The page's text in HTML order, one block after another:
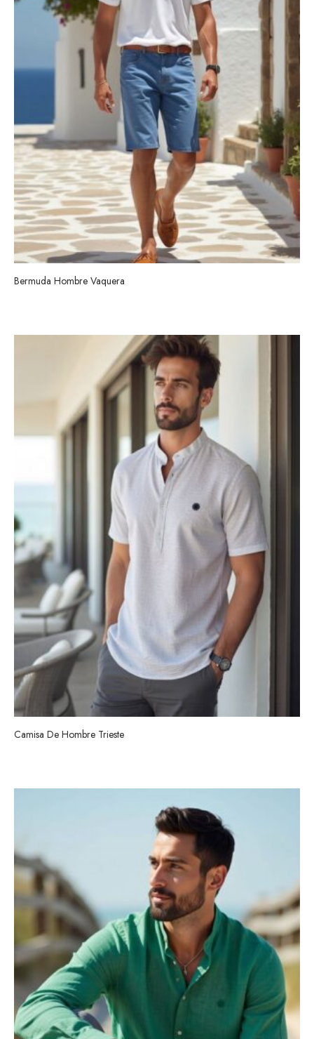
Bermuda Hombre Vaquera
Camisa De Hombre Trieste